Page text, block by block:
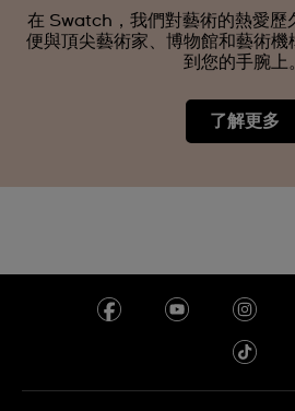
在 Swatch，我們對藝術的熱愛歷
便與頂尖藝術家、博物館和藝術機
到您的手腕上
了解更多